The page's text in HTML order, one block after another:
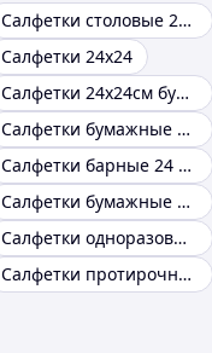
Салфетки столовые 24х24см
Салфетки 24х24
Салфетки 24х24см бумажные
Салфетки бумажные однослойные зайка 24х24
Салфетки барные 24 х 24
Салфетки бумажные однослойные девичник 24х24
Салфетки одноразовые сложенные etto 25см
Салфетки протирочные 23х25см